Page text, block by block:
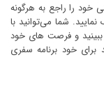
خود را راجع به هرگونه
شما می‌توانید با
ببینید و فرصت های خود
خود برنامه سفری